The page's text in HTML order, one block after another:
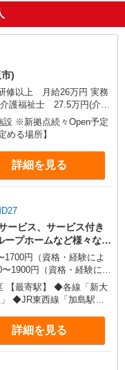
)
以上 月給26万円 実務
護福祉士 27.5万円(介護
が含まれています。 20時
別途残業手当を支給しま
3年目・サービス提供責
年目・管理者
設 ※新拠点続々Open予定
める場所】
詳細を見る
ービス、サービス付き
ープホームなど様々な勤
1700円（資格・経験によ
1900円（資格・経験によ
可能です。詳しくは面談
交通費：別途全額支給 ※
◆JR東西線「加島駅」
詳細を見る